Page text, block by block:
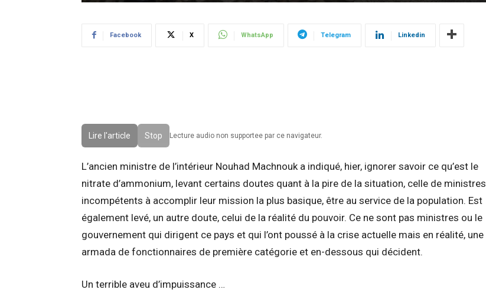
Facebook X WhatsApp Telegram Linkedin
Lire l'article Stop Lecture audio non supportee par ce navigateur.
L’ancien ministre de l’intérieur Nouhad Machnouk a indiqué, hier, ignorer savoir ce qu’est le
nitrate d’ammonium, levant certains doutes quant à la pire de la situation, celle de ministres
incompétents à accomplir leur mission la plus basique, être au service de la population. Est
également levé, un autre doute, celui de la réalité du pouvoir. Ce ne sont pas ministres ou le
gouvernement qui dirigent ce pays et qui l’ont poussé à la crise actuelle mais en réalité, une
armada de fonctionnaires de première catégorie et en-dessous qui décident.
Un terrible aveu d’impuissance …